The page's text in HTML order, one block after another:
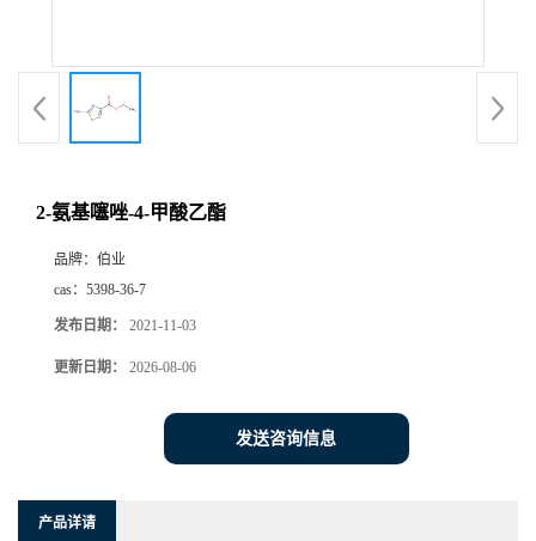
2-氨基噻唑-4-甲酸乙酯
品牌： 伯业
cas： 5398-36-7
发布日期： 2021-11-03
更新日期： 2026-08-06
发送咨询信息
产品详请